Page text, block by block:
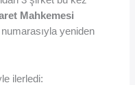
Mahkemesi
yeniden
ilerledi: